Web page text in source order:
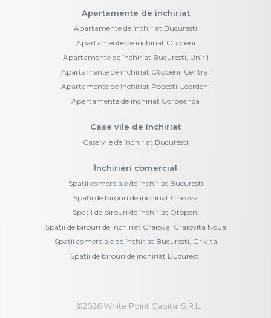
Apartamente de închiriat
Apartamente de închiriat Bucuresti
Apartamente de închiriat Otopeni
Apartamente de închiriat Bucuresti, Unirii
Apartamente de închiriat Otopeni, Central
Apartamente de închiriat Popesti-Leordeni
Apartamente de închiriat Corbeanca
Case vile de închiriat
Case vile de închiriat Bucuresti
Închirieri comercial
Spații comerciale de închiriat Bucuresti
Spații de birouri de închiriat Craiova
Spații de birouri de închiriat Otopeni
Spații de birouri de închiriat Craiova, Craiovita Noua
Spații comerciale de închiriat Bucuresti, Grivita
Spații de birouri de închiriat Bucuresti
©2026White Point Capital S.R.L.